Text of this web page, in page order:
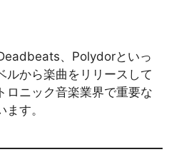
、Polydorといっ
ルから楽曲をリリースして
ロニック音楽業界で重要な
す。